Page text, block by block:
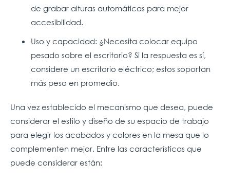
de grabar alturas automáticas para mejor
accesibilidad.
Uso y capacidad: ¿Necesita colocar equipo
pesado sobre el escritorio? Si la respuesta es sí,
considere un escritorio eléctrico; estos soportan
más peso en promedio.
Una vez establecido el mecanismo que desea, puede
considerar el estilo y diseño de su espacio de trabajo
para elegir los acabados y colores en la mesa que lo
complementen mejor. Entre las características que
puede considerar están: